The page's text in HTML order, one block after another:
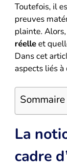
Toutefois, il
preuves
plainte. Alors,
réelleet
Dans cet
aspects liés
Sommaire
La
cadre